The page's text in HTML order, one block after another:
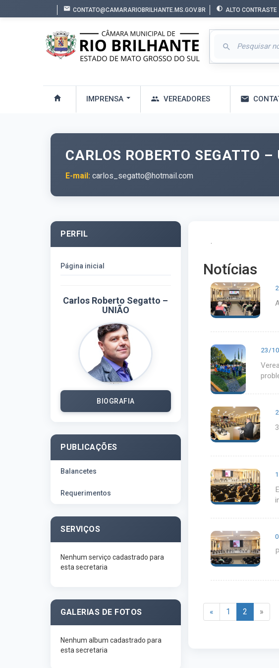
CONTATO@CAMARARIOBRILHANTE.MS.GOV.BR ALTO CONTRASTE
IMPRENSA VEREADORES
CARLOS ROBERTO SEGATTO –
E-mail: carlos_segatto@hotmail.com
PERFIL
Página inicial
Carlos Roberto Segatto –
UNIÃO
BIOGRAFIA
PUBLICAÇÕES
Balancetes
Requerimentos
SERVIÇOS
Nenhum serviço cadastrado para
esta secretaria
GALERIAS DE FOTOS
Nenhum album cadastrado para
esta secretaria
Notícias
23/
« 1 2 »